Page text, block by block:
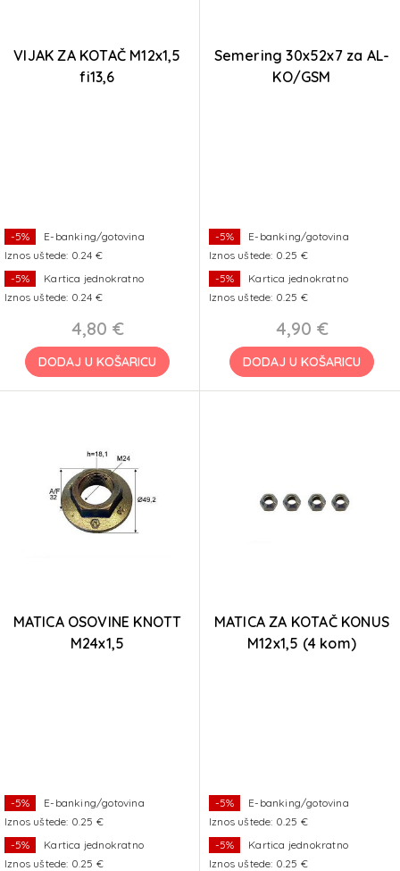
VIJAK ZA KOTAČ M12x1,5
fi13,6
-5%
E-banking/gotovina
Iznos uštede: 0.24 €
-5%
Kartica jednokratno
Iznos uštede: 0.24 €
4,80 €
DODAJ U KOŠARICU
Semering 30x52x7 za AL-
KO/GSM
-5%
E-banking/gotovina
Iznos uštede: 0.25 €
-5%
Kartica jednokratno
Iznos uštede: 0.25 €
4,90 €
DODAJ U KOŠARICU
MATICA OSOVINE KNOTT
M24x1,5
-5%
E-banking/gotovina
Iznos uštede: 0.25 €
-5%
Kartica jednokratno
Iznos uštede: 0.25 €
MATICA ZA KOTAČ KONUS
M12x1,5 (4 kom)
-5%
E-banking/gotovina
Iznos uštede: 0.25 €
-5%
Kartica jednokratno
Iznos uštede: 0.25 €